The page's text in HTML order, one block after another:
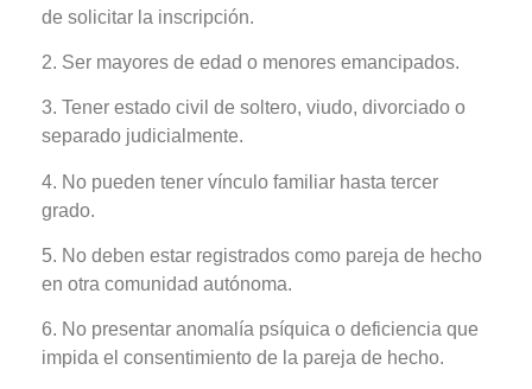
de solicitar la inscripción.
2. Ser mayores de edad o menores emancipados.
3. Tener estado civil de soltero, viudo, divorciado o
separado judicialmente.
4. No pueden tener vínculo familiar hasta tercer
grado.
5. No deben estar registrados como pareja de hecho
en otra comunidad autónoma.
6. No presentar anomalía psíquica o deficiencia que
impida el consentimiento de la pareja de hecho.